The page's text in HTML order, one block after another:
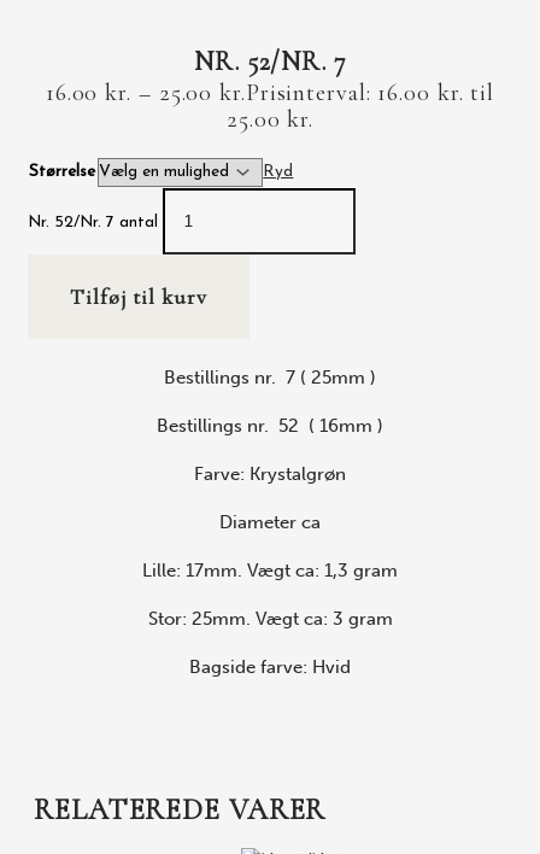
NR. 52/NR. 7
16.00kr. – 25.00kr.Prisinterval: 16.00 kr. til
25.00 kr.
Størrelse Ryd
Nr. 52/Nr. 7 antal
Tilføj til kurv
Bestillings nr. 7 ( 25mm )
Bestillings nr. 52 ( 16mm )
Farve: Krystalgrøn
Diameter ca
Lille: 17mm. Vægt ca: 1,3 gram
Stor: 25mm. Vægt ca: 3 gram
Bagside farve: Hvid
RELATEREDE VARER